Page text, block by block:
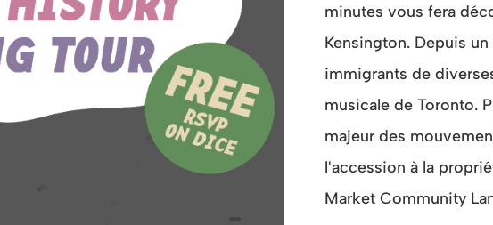
minutes vous fera
Kensington. Depuis
immigrants de
musicale de Toronto.
majeur des
l'accession à la
Market Community